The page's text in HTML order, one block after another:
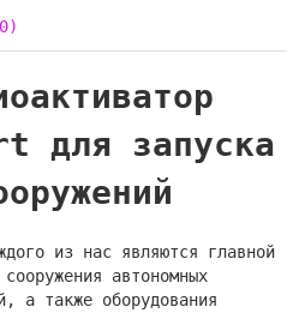
для запуска
из нас являются главной
автономных
а также оборудования